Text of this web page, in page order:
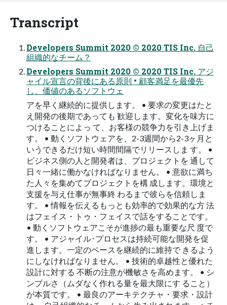
Transcript
Developers Summit 2020 © 2020 TIS Inc. 自己
組織的なチーム？
Developers Summit 2020 © 2020 TIS Inc. アジ
ャイル宣言の背後にある原則 • 顧客満足を最優先
し、価値のあるソフトウェ
アを早く継続的に提供します。 • 要求の変更はたと
え開発の後期であっても 歓迎します。変化を味方に
つけることによっ て、お客様の競争力を引き上げま
す。 • 動くソフトウェアを、2-3週間から2-3ヶ月と
いうできるだけ短い時間間隔でリリースしま す。 •
ビジネス側の人と開発者は、プロジェクトを 通して
日々一緒に働かなければなりません。 • 意欲に満ち
た人々を集めてプロジェクトを構 成します。環境と
支援を与え仕事が無事終 わるまで彼らを信頼しま
す。 • 情報を伝えるもっとも効率的で効果的な方 法
はフェイス・トゥ・フェイスで話をすることです。
• 動くソフトウェアこそが進捗の最も重要な尺 度で
す。 • アジャイル･プロセスは持続可能な開発を促
進します。一定のペースを継続的に維持で きるよう
にしなければなりません。 • 技術的卓越性と優れた
設計に対する 不断の注意が機敏さを高めます。 • シ
ンプルさ（ムダなく作れる量を最大限にす ること）
が本質です。 • 最良のアーキテクチャ・要求・設計